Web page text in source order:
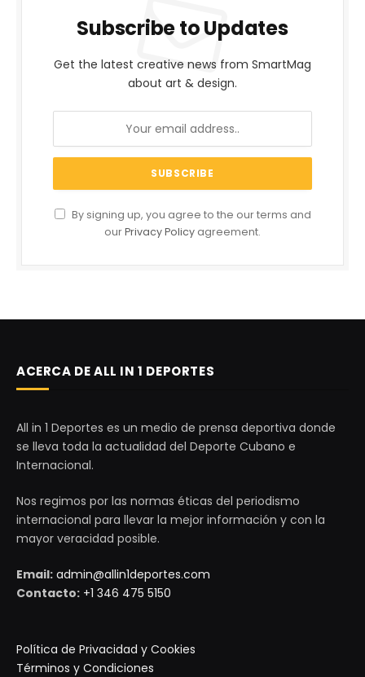
Subscribe to Updates
Get the latest creative news from SmartMag
about art & design.
By signing up, you agree to the our terms and
ourPrivacy Policy agreement.
ACERCA DE ALL IN 1 DEPORTES
All in 1 Deportes es un medio de prensa deportiva donde
se lleva toda la actualidad del Deporte Cubano e
Internacional.
Nos regimos por las normas éticas del periodismo
internacional para llevar la mejor información y con la
mayor veracidad posible.
Email: admin@allin1deportes.com
Contacto: +1 346 475 5150
Política de Privacidad y Cookies
Términos y Condiciones